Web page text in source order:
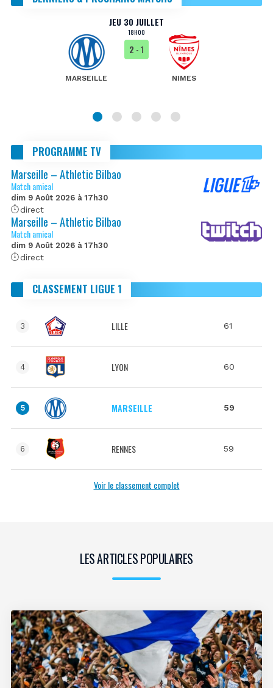
JEU 30 JUILLET
18H00
MARSEILLE
2 - 1
NIMES
PROGRAMME TV
Marseille – Athletic Bilbao
Match amical
dim 9 Août 2026 à 17h30
direct
Marseille – Athletic Bilbao
Match amical
dim 9 Août 2026 à 17h30
direct
CLASSEMENT LIGUE 1
3 LILLE 61
4 LYON 60
5 MARSEILLE 59
6 RENNES 59
Voir le classement complet
LES ARTICLES POPULAIRES